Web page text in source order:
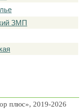
ЗМП
плюс», 2019-2026